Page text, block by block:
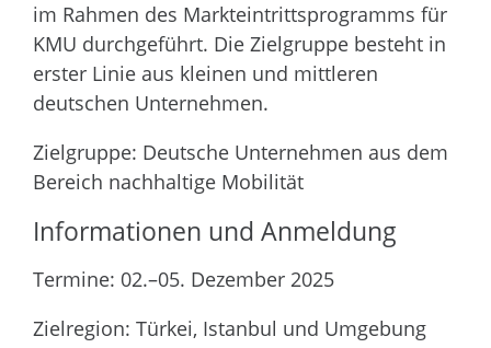
im Rahmen des Markteintrittsprogramms für
KMU durchgeführt. Die Zielgruppe besteht in
erster Linie aus kleinen und mittleren
deutschen Unternehmen.
Zielgruppe: Deutsche Unternehmen aus dem
Bereich nachhaltige Mobilität
Informationen und Anmeldung
Termine: 02.–05. Dezember 2025
Zielregion: Türkei, Istanbul und Umgebung